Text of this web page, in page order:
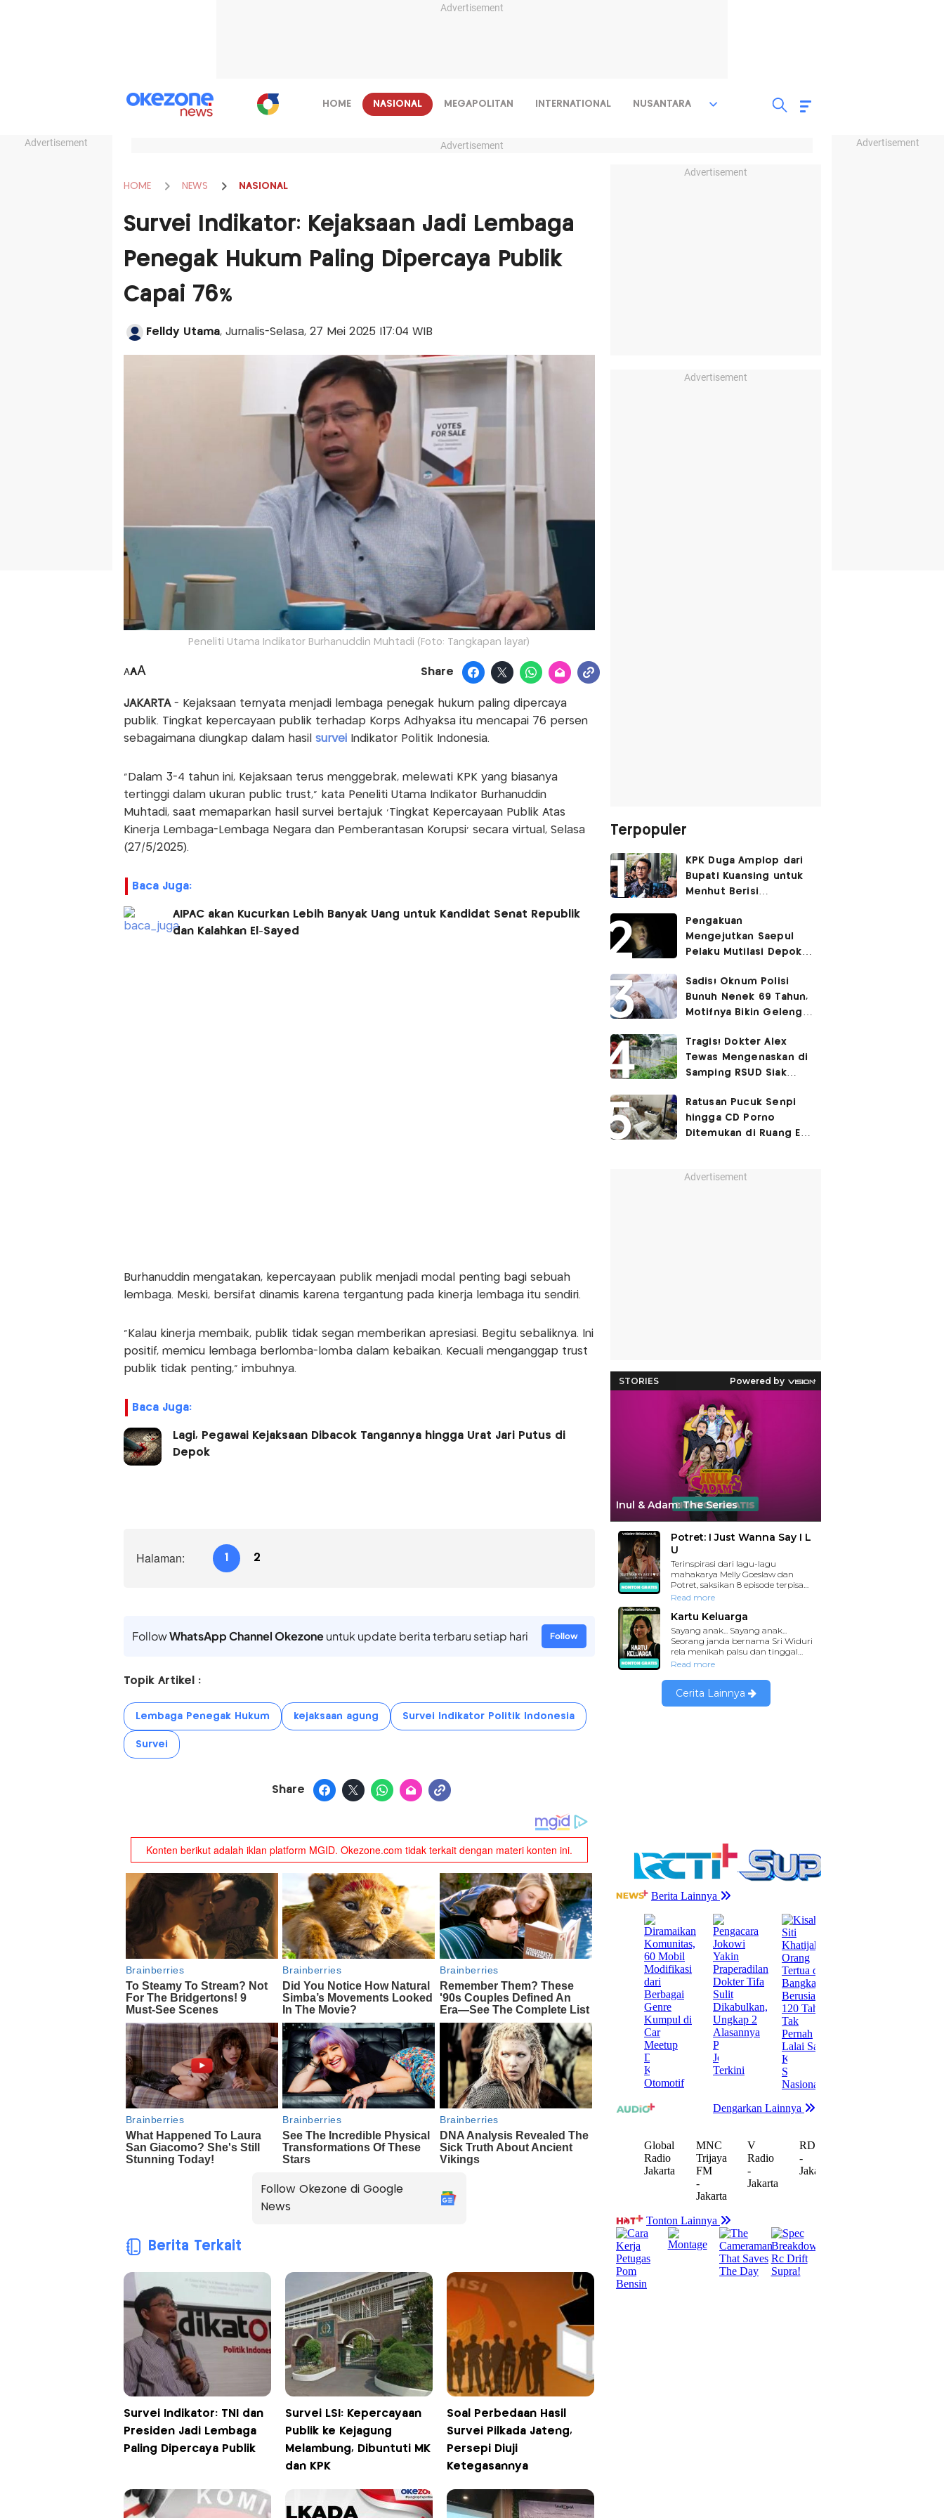
Advertisement
Advertisement Advertisement
HOME NASIONAL MEGAPOLITAN INTERNATIONAL NUSANTARA
Advertisement
HOME NEWS NASIONAL
Survei Indikator: Kejaksaan Jadi Lembaga
Penegak Hukum Paling Dipercaya Publik
Capai 76%
Felldy Utama, Jurnalis-Selasa, 27 Mei 2025 |17:04 WIB
Peneliti Utama Indikator Burhanuddin Muhtadi (Foto: Tangkapan layar)
AAA Share
JAKARTA - Kejaksaan ternyata menjadi lembaga penegak hukum paling dipercaya
publik. Tingkat kepercayaan publik terhadap Korps Adhyaksa itu mencapai 76 persen
sebagaimana diungkap dalam hasil survei Indikator Politik Indonesia.
“Dalam 3-4 tahun ini, Kejaksaan terus menggebrak, melewati KPK yang biasanya
tertinggi dalam ukuran public trust,” kata Peneliti Utama Indikator Burhanuddin
Muhtadi, saat memaparkan hasil survei bertajuk ‘Tingkat Kepercayaan Publik Atas
Kinerja Lembaga-Lembaga Negara dan Pemberantasan Korupsi’ secara virtual, Selasa
(27/5/2025).
Baca Juga:
AIPAC akan Kucurkan Lebih Banyak Uang untuk Kandidat Senat Republik
dan Kalahkan El-Sayed
Burhanuddin mengatakan, kepercayaan publik menjadi modal penting bagi sebuah
lembaga. Meski, bersifat dinamis karena tergantung pada kinerja lembaga itu sendiri.
“Kalau kinerja membaik, publik tidak segan memberikan apresiasi. Begitu sebaliknya. Ini
positif, memicu lembaga berlomba-lomba dalam kebaikan. Kecuali menganggap trust
publik tidak penting,” imbuhnya.
Baca Juga:
Lagi, Pegawai Kejaksaan Dibacok Tangannya hingga Urat Jari Putus di
Depok
Halaman: 1 2
FollowWhatsApp Channel Okezoneuntuk update berita terbaru setiap hari Follow
Topik Artikel :
Lembaga Penegak Hukum kejaksaan agung Survei Indikator Politik Indonesia
Survei
Share
Follow Okezone di Google
News
Berita Terkait
Survei Indikator: TNI dan
Presiden Jadi Lembaga
Paling Dipercaya Publik
Survei LSI: Kepercayaan
Publik ke Kejagung
Melambung, Dibuntuti MK
dan KPK
Soal Perbedaan Hasil
Survei Pilkada Jateng,
Persepi Diuji
Ketegasannya
Advertisement
Advertisement
Terpopuler
KPK Duga Amplop dari
Bupati Kuansing untuk
Menhut Berisi
Pengembaliannya
Belum Utuh
Pengakuan
Mengejutkan Saepul
Pelaku Mutilasi Depok:
Korban di Kontrakan
Sadis! Oknum Polisi
Bunuh Nenek 69 Tahun,
Motifnya Bikin Geleng
Tragis! Dokter Alex
Tewas Mengenaskan di
Samping RSUD Siak
Rocuronium
Ratusan Pucuk Senpi
hingga CD Porno
Ditemukan di Ruang Eks
Advertisement